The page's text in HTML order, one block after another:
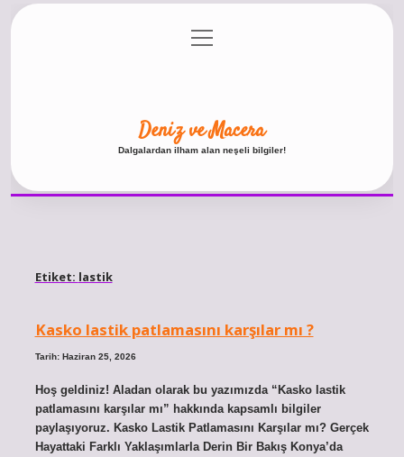
Gizlilik Politikası
menüyü
aç
Deniz ve Macera
Dalgalardan ilham alan neşeli bilgiler!
Etiket: lastik
Kasko lastik patlamasını karşılar mı ?
Tarih: Haziran 25, 2026
Hoş geldiniz! Aladan olarak bu yazımızda “Kasko lastik
patlamasını karşılar mı” hakkında kapsamlı bilgiler
paylaşıyoruz. Kasko Lastik Patlamasını Karşılar mı? Gerçek
Hayattaki Farklı Yaklaşımlarla Derin Bir Bakış Konya’da